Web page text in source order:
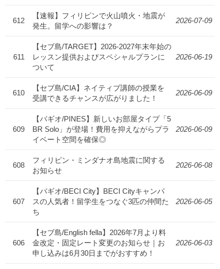
612
【速報】フィリピンで火山噴火・地震が
発生。留学への影響は？
2026-07-09
611
【セブ島/TARGET】2026-2027年末年始の
レッスン提供およびスペシャルプランに
ついて
2026-06-19
610
【セブ島/CIA】ネイティブ講師の授業を
受講できるチャンスが広がりました！
2026-06-09
609
【バギオ/PINES】新しいお部屋タイプ「5
BR Solo」が登場！費用を抑えながらプラ
イベート空間を確保◎
2026-06-09
608
フィリピン・ミンダナオ島地震に関する
お知らせ
2026-06-08
607
【バギオ/BECI City】BECI Cityキャンパ
スの人気者！留学生をつなぐ3匹の仲間た
ち
2026-06-05
606
【セブ島/English fella】2026年7月より料
金改定・固定レート変更のお知らせ｜お
申し込みは6月30日までがおすすめ！
2026-06-03